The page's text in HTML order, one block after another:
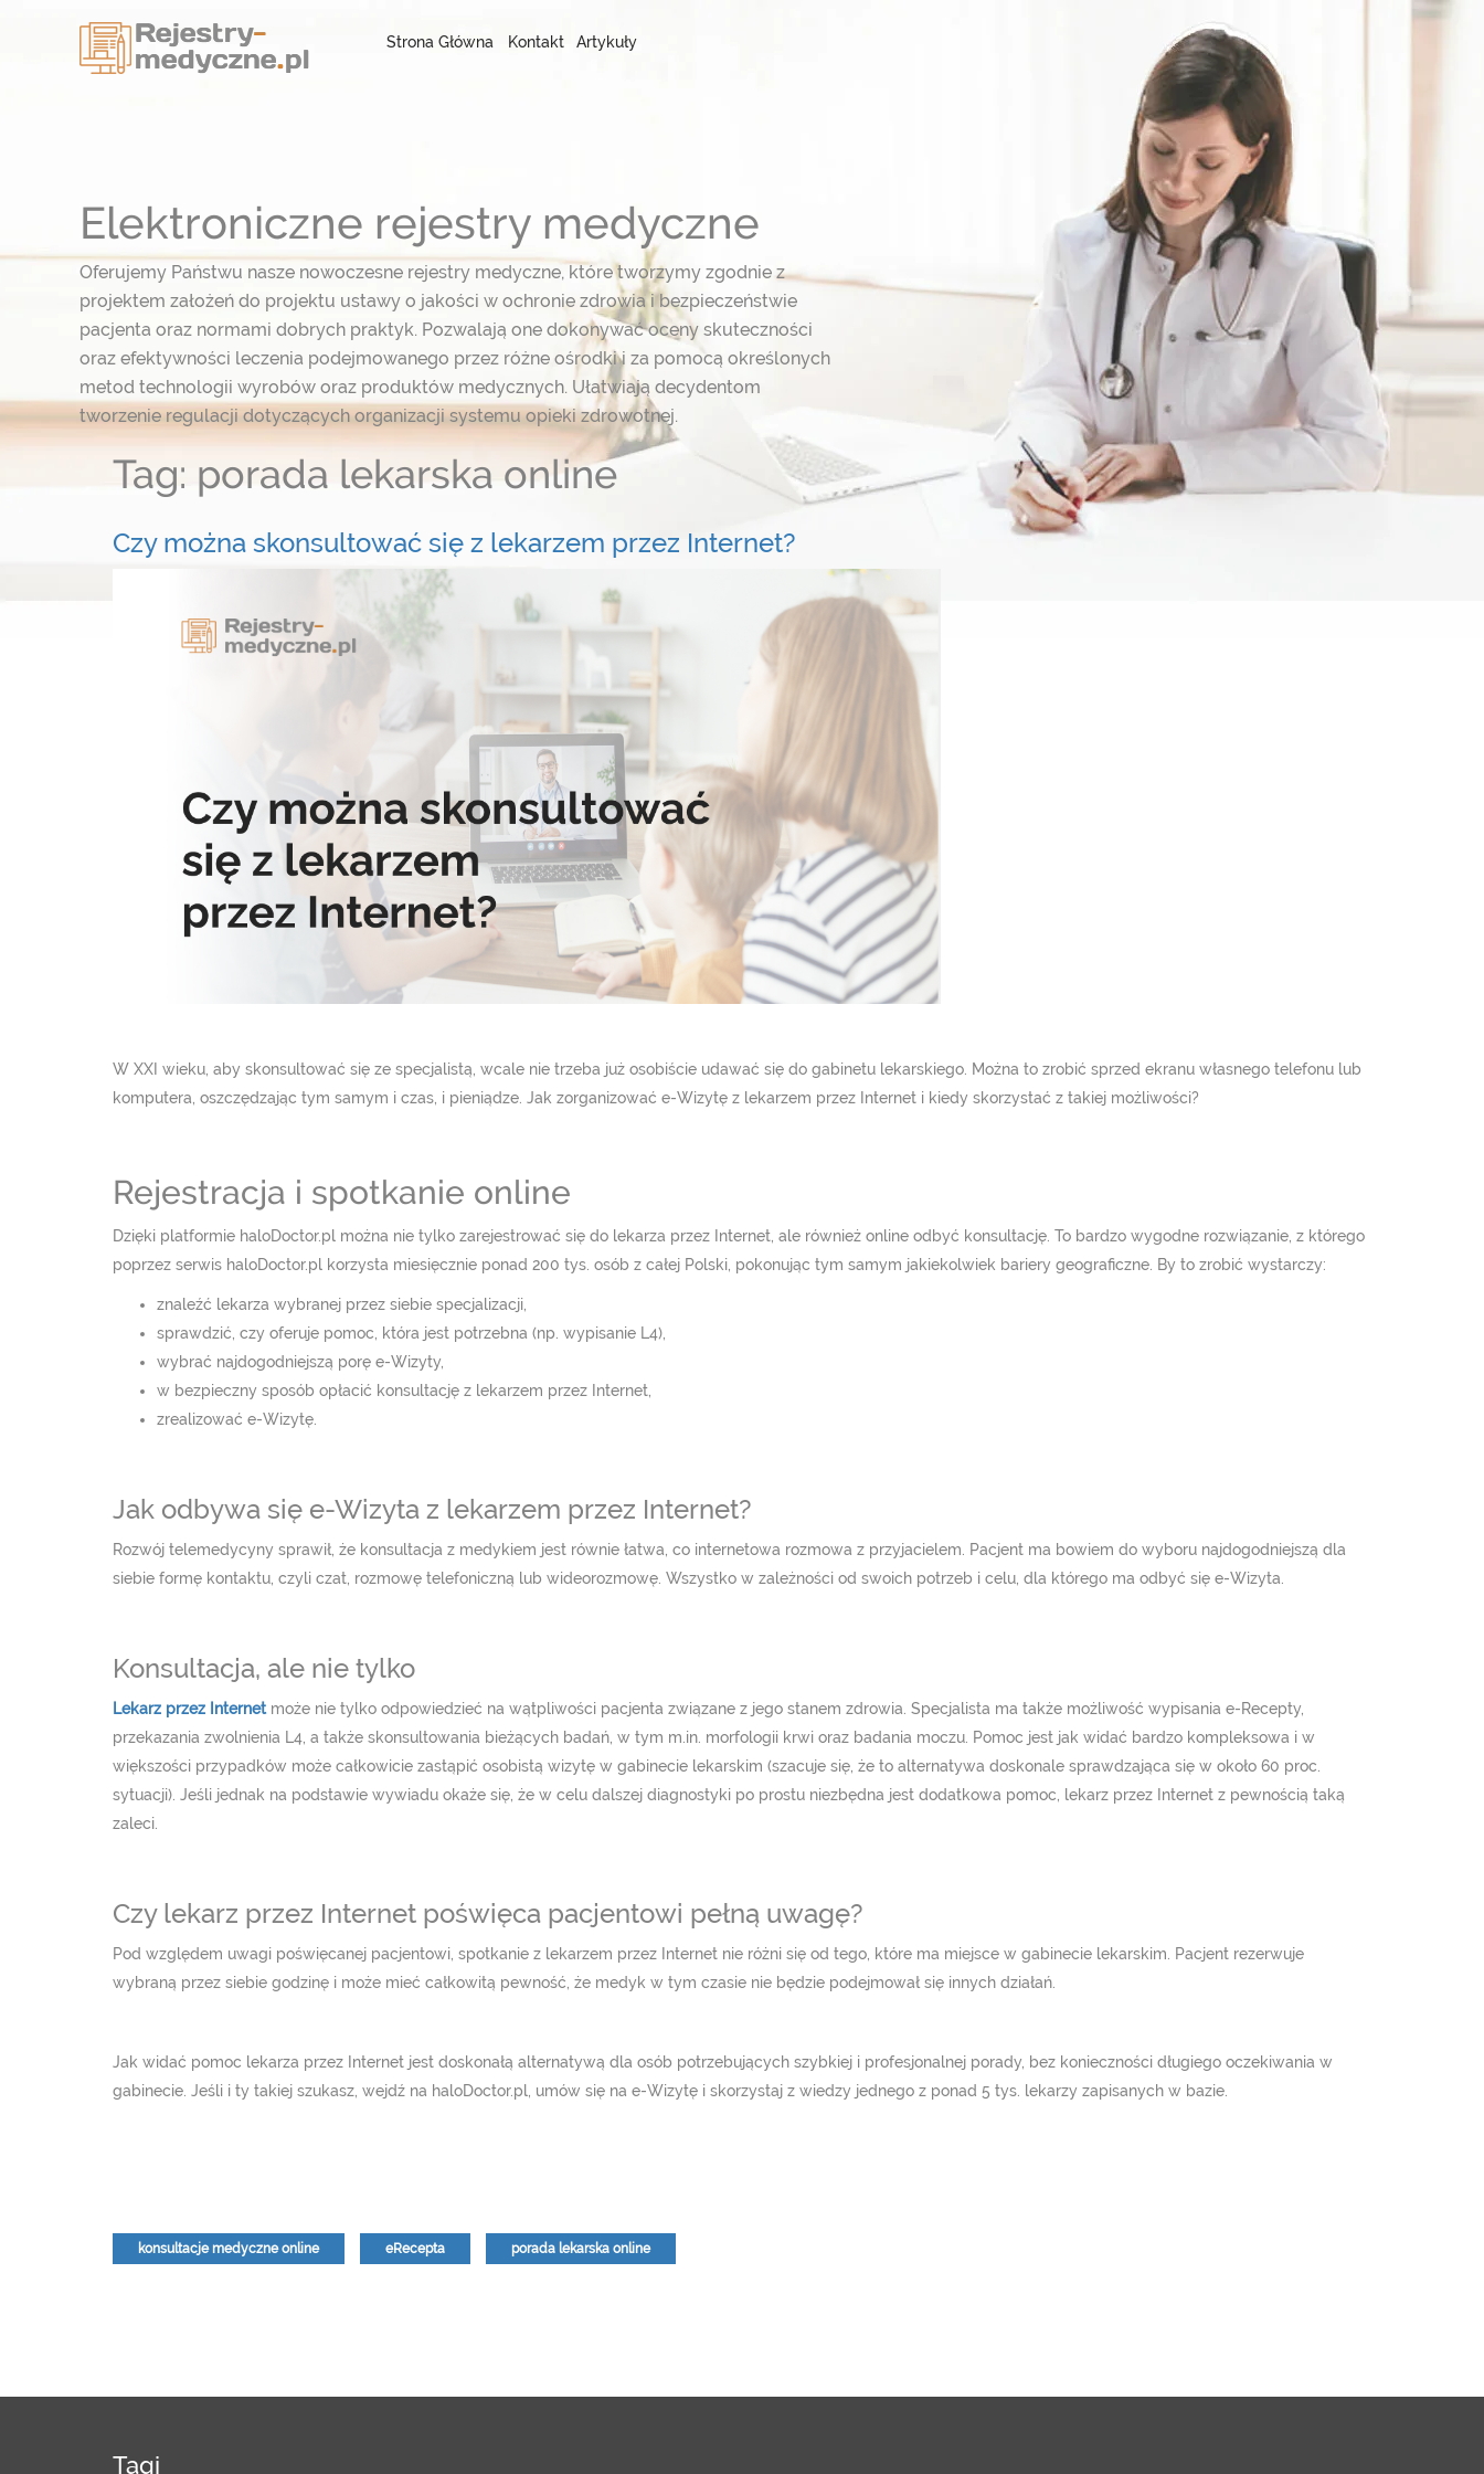
Strona Główna Kontakt Artykuły
Elektroniczne rejestry medyczne
Oferujemy Państwu nasze nowoczesne rejestry medyczne, które tworzymy zgodnie z
projektem założeń do projektu ustawy o jakości w ochronie zdrowia i bezpieczeństwie
pacjenta oraz normami dobrych praktyk. Pozwalają one dokonywać oceny skuteczności
oraz efektywności leczenia podejmowanego przez różne ośrodki i za pomocą określonych
metod technologii wyrobów oraz produktów medycznych. Ułatwiają decydentom
tworzenie regulacji dotyczących organizacji systemu opieki zdrowotnej.
Tag: porada lekarska online
Czy można skonsultować się z lekarzem przez Internet?
W XXI wieku, aby skonsultować się ze specjalistą, wcale nie trzeba już osobiście udawać się do gabinetu lekarskiego. Można to zrobić sprzed ekranu własnego telefonu lub
komputera, oszczędzając tym samym i czas, i pieniądze. Jak zorganizować e-Wizytę z lekarzem przez Internet i kiedy skorzystać z takiej możliwości?
Rejestracja i spotkanie online
Dzięki platformie haloDoctor.pl można nie tylko zarejestrować się do lekarza przez Internet, ale również online odbyć konsultację. To bardzo wygodne rozwiązanie, z którego
poprzez serwis haloDoctor.pl korzysta miesięcznie ponad 200 tys. osób z całej Polski, pokonując tym samym jakiekolwiek bariery geograficzne. By to zrobić wystarczy:
znaleźć lekarza wybranej przez siebie specjalizacji,
sprawdzić, czy oferuje pomoc, która jest potrzebna (np. wypisanie L4),
wybrać najdogodniejszą porę e-Wizyty,
w bezpieczny sposób opłacić konsultację z lekarzem przez Internet,
zrealizować e-Wizytę.
Jak odbywa się e-Wizyta z lekarzem przez Internet?
Rozwój telemedycyny sprawił, że konsultacja z medykiem jest równie łatwa, co internetowa rozmowa z przyjacielem. Pacjent ma bowiem do wyboru najdogodniejszą dla
siebie formę kontaktu, czyli czat, rozmowę telefoniczną lub wideorozmowę. Wszystko w zależności od swoich potrzeb i celu, dla którego ma odbyć się e-Wizyta.
Konsultacja, ale nie tylko
Lekarz przez Internet może nie tylko odpowiedzieć na wątpliwości pacjenta związane z jego stanem zdrowia. Specjalista ma także możliwość wypisania e-Recepty,
przekazania zwolnienia L4, a także skonsultowania bieżących badań, w tym m.in. morfologii krwi oraz badania moczu. Pomoc jest jak widać bardzo kompleksowa i w
większości przypadków może całkowicie zastąpić osobistą wizytę w gabinecie lekarskim (szacuje się, że to alternatywa doskonale sprawdzająca się w około 60 proc.
sytuacji). Jeśli jednak na podstawie wywiadu okaże się, że w celu dalszej diagnostyki po prostu niezbędna jest dodatkowa pomoc, lekarz przez Internet z pewnością taką
zaleci.
Czy lekarz przez Internet poświęca pacjentowi pełną uwagę?
Pod względem uwagi poświęcanej pacjentowi, spotkanie z lekarzem przez Internet nie różni się od tego, które ma miejsce w gabinecie lekarskim. Pacjent rezerwuje
wybraną przez siebie godzinę i może mieć całkowitą pewność, że medyk w tym czasie nie będzie podejmował się innych działań.
Jak widać pomoc lekarza przez Internet jest doskonałą alternatywą dla osób potrzebujących szybkiej i profesjonalnej porady, bez konieczności długiego oczekiwania w
gabinecie. Jeśli i ty takiej szukasz, wejdź na haloDoctor.pl, umów się na e-Wizytę i skorzystaj z wiedzy jednego z ponad 5 tys. lekarzy zapisanych w bazie.
konsultacje medyczne online eRecepta porada lekarska online
Tagi